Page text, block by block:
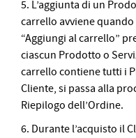
5. L’aggiunta di un
carrello avviene
“Aggiungi al carrello”
ciascun Prodotto o
carrello contiene tutti i
Cliente, si passa alla
Riepilogo dell’Ordine.
6. Durante l’acquisto il